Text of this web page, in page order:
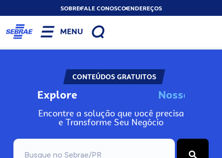
SOBREFALE CONOSCOENDEREÇOS
MENU
CONTEÚDOS GRATUITOS
Explore Nosso
Encontre a solução que você precisa
e Transforme Seu Negócio